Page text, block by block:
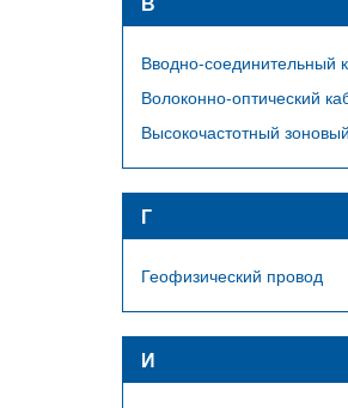
Вводно-соединительный
Волоконно-оптический
Высокочастотный
Г
Геофизический провод
И